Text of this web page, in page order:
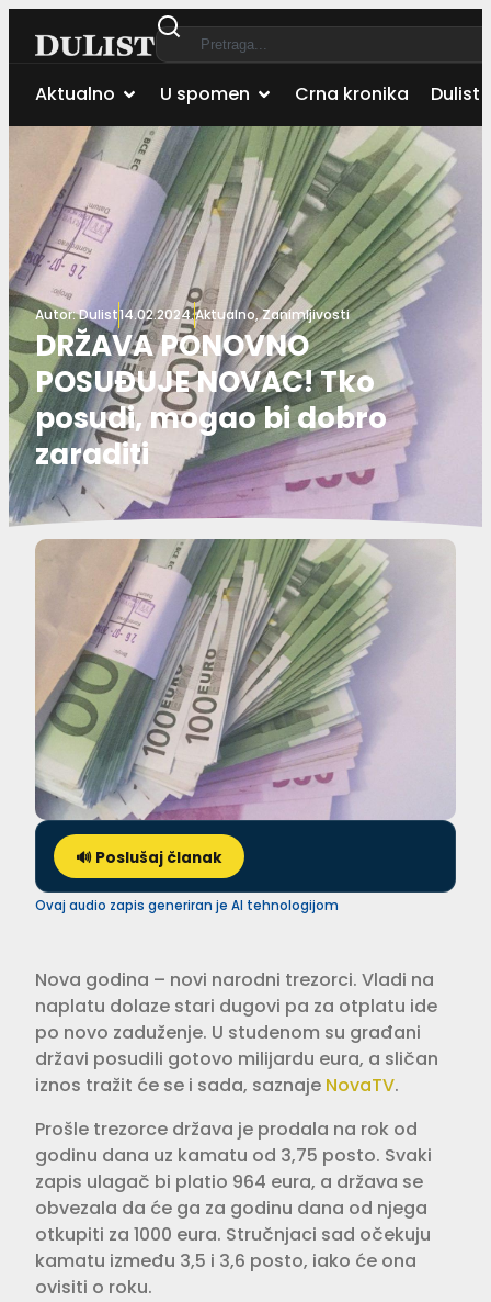
Aktualno U spomen Crna kronika Dulist
Autor:Dulist14.02.2024.Aktualno,Zanimljivosti
DRŽAVA PONOVNO
POSUĐUJE NOVAC! Tko
posudi, mogao bi dobro
zaraditi
🔊 Poslušaj članak
Ovaj audio zapis generiran je AI tehnologijom
Nova godina – novi narodni trezorci. Vladi na
naplatu dolaze stari dugovi pa za otplatu ide
po novo zaduženje. U studenom su građani
državi posudili gotovo milijardu eura, a sličan
iznos tražit će se i sada, saznaje NovaTV.
Prošle trezorce država je prodala na rok od
godinu dana uz kamatu od 3,75 posto. Svaki
zapis ulagač bi platio 964 eura, a država se
obvezala da će ga za godinu dana od njega
otkupiti za 1000 eura. Stručnjaci sad očekuju
kamatu između 3,5 i 3,6 posto, iako će ona
ovisiti o roku.